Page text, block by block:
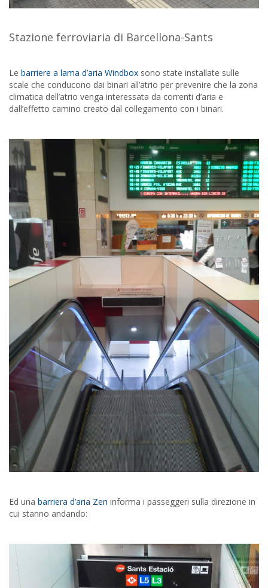
Stazione ferroviaria di Barcellona-Sants
Le barriere a lama d’aria Windbox sono state installate sulle
scale che conducono dai binari all’atrio per prevenire che la zona
climatica dell’atrio venga interessata da correnti d’aria e
dall’effetto camino creato dal collegamento con i binari.
Ed una barriera d’aria Zen informa i passeggeri sulla direzione in
cui stanno andando: